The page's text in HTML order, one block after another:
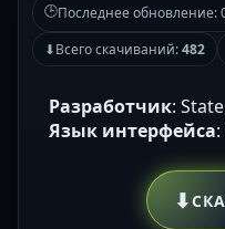
🕒Последнее обновление:
⬇Всего скачиваний:482
Разработчик:
Язык интерфейса
⬇